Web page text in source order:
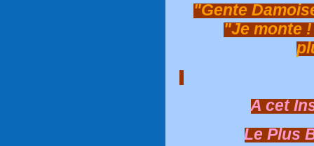
"Gente
"Je monte !
A cet
Le Plus